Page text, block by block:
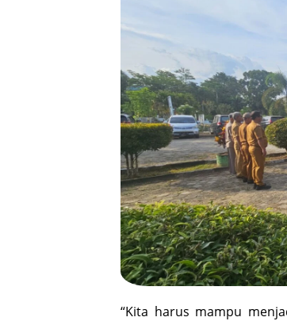
“Kita harus mampu